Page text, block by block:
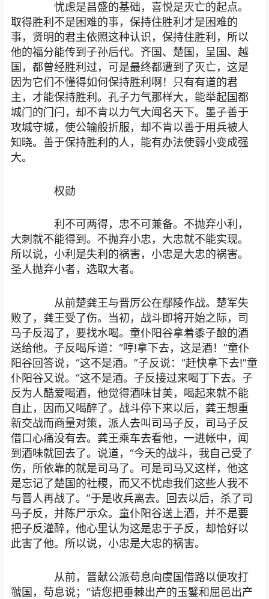
忧虑是昌盛的基础，喜悦是灭亡的起点。
取得胜利不是困难的事，保持住胜利才是困难的
事，贤明的君主依照这种认识，保持住胜利，所以
他的福分能传到子孙后代。齐国、楚国，呈国、越
国，都曾经胜利过，可是最终都遭到了灭亡，这是
因为它们不懂得如何保持胜利啊！只有有道的君
主，才能保持胜利。孔子力气那样大，能举起国都
城门的门闩，却不肯以力气大闻名天下。墨子善于
攻城守城，使公输般折服，却不肯以善于用兵被人
知晓。善于保持胜利的人，能有办法使弱小变成强
大。
权勋
利不可两得，忠不可兼备。不抛弃小利，
大刺就不能得到。不抛弃小忠，大忠就不能实现。
所以说，小利是失利的祸害，小忠是大忠的祸害。
圣人抛弃小者，选取大者。
从前楚龚王与晋厉公在鄢陵作战。楚军失
败了，龚王受了伤。当初，战斗即将开始之际，司
马子反渴了，要找水喝。童仆阳谷拿着黍子酿的酒
送给他。子反喝斥道：“哼!拿下去，这是酒！”童仆
阳谷回答说，“这不是酒。”子反说：“赶快拿下去!”童
仆阳谷又说。“这不是酒。子反接过来喝丁下去。子
反为人酷爱喝酒，他觉得酒味甘美，喝起来就不能
自止，因而又喝醉了。战斗停下来以后，龚王想重
新交战而商量对策，派人去叫司马子反，司马子反
借口心痛没有去。龚王乘车去看他，一进帐中，闻
到酒味就回去了。说道，“今天的战斗，我自己受了
伤，所依靠的就是司马了。可是司马又这样，他这
是忘记了楚国的社稷，而又不忧虑我们这些人我不
与晋人再战了。”于是收兵离去。回去以后，杀了司
马子反，并陈尸示众。童仆阳谷送上酒，并不是要
把子反灌醉，他心里认为这是忠于子反，却恰好以
此害了他。所以说，小忠是大忠的祸害。
从前，晋献公派苟息向虞国借路以便攻打
虢国，苟息说；“请您把垂棘出产的玉鐾和屈邑出产